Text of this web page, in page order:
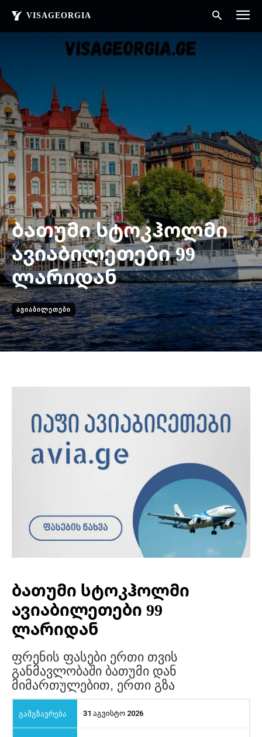
VISAGEORGIA
ბათუმი სტოკჰოლმი
ავიაბილეთები 99
ლარიდან
ᲐᲕᲘᲐᲑᲘᲚᲔᲗᲔᲑᲘ
ბათუმი სტოკჰოლმი
ავიაბილეთები 99
ლარიდან
ფრენის ფასები ერთი თვის
განმავლობაში ბათუმი დან
მიმართულებით, ერთი გზა
31 აგვისტო 2026